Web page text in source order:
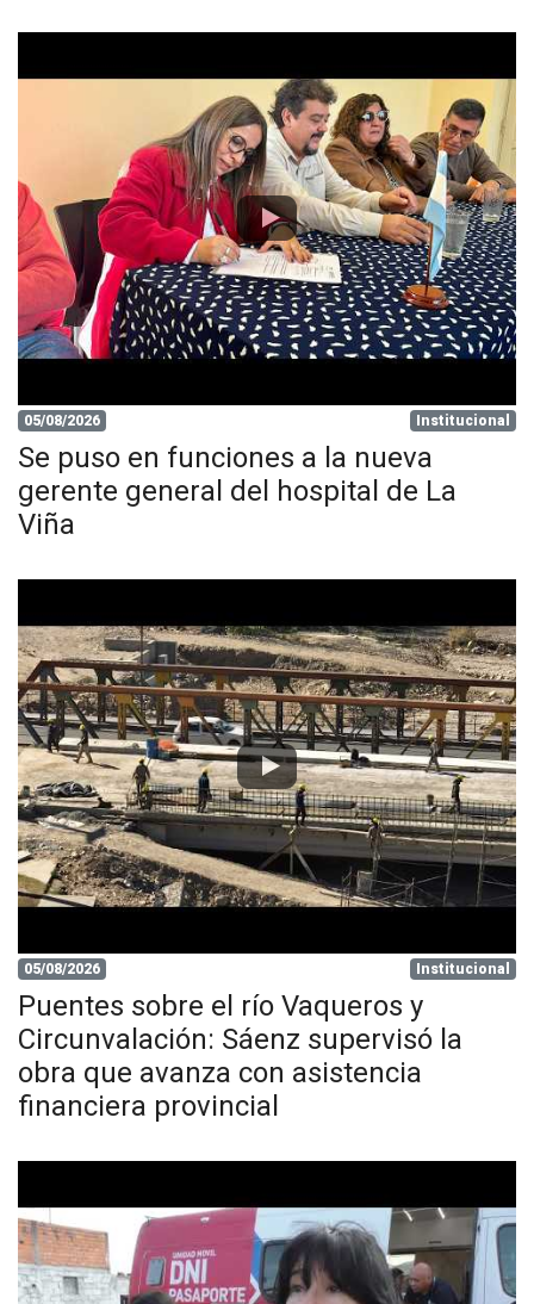
05/08/2026 Institucional
Se puso en funciones a la nueva
gerente general del hospital de La
Viña
05/08/2026 Institucional
Puentes sobre el río Vaqueros y
Circunvalación: Sáenz supervisó la
obra que avanza con asistencia
financiera provincial